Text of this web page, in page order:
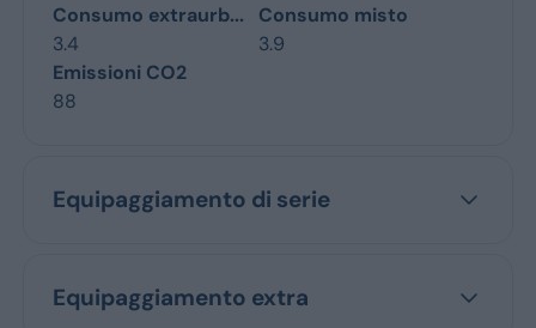
Consumo extraurb...
3.4
Consumo misto
3.9
Emissioni CO2
88
Equipaggiamento di serie
Equipaggiamento extra